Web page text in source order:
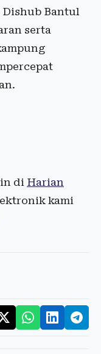
Dishub Bantul
serta
di Harian
kami